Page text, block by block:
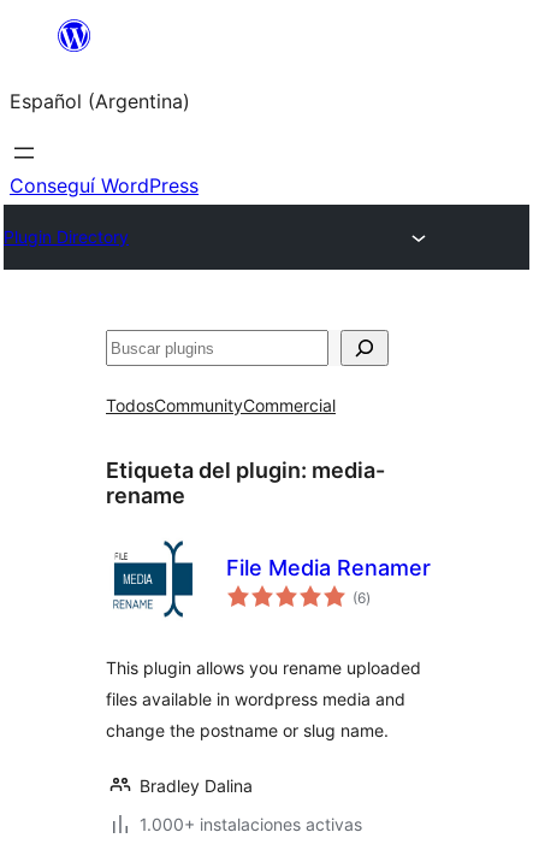
Saltar
contenido
Español (Argentina)
Conseguí WordPress
Plugin Directory
Buscar
TodosCommunityCommercial
Etiqueta del plugin: media-
rename
File Media Renamer
(6total
de
)
This plugin allows you rename uploaded
files available in wordpress media and
change the postname or slug name.
Bradley Dalina
1.000+ instalaciones activas